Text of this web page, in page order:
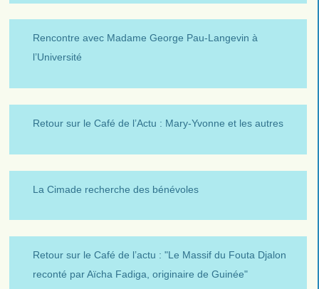
Rencontre avec Madame George Pau-Langevin à
l’Université
Retour sur le Café de l’Actu : Mary-Yvonne et les autres
La Cimade recherche des bénévoles
Retour sur le Café de l’actu : "Le Massif du Fouta Djalon
reconté par Aïcha Fadiga, originaire de Guinée"